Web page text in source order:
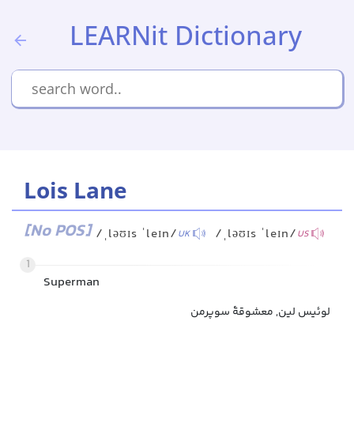
LEARNit Dictionary
Lois Lane
[No POS] /ˌləʊɪs ˈleɪn/UK /ˌləʊɪs ˈleɪn/US
1
Superman
لوئیس لین, معشوقهٔ سوپرمن